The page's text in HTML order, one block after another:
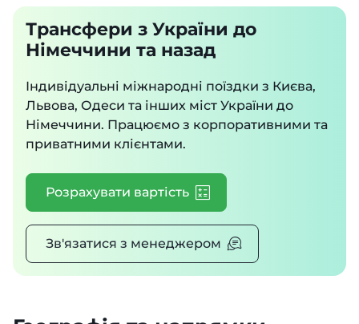
Трансфери з України до
Німеччини та назад
Індивідуальні міжнародні поїздки з Києва,
Львова, Одеси та інших міст України до
Німеччини. Працюємо з корпоративними та
приватними клієнтами.
Розрахувати вартість
Зв'язатися з менеджером